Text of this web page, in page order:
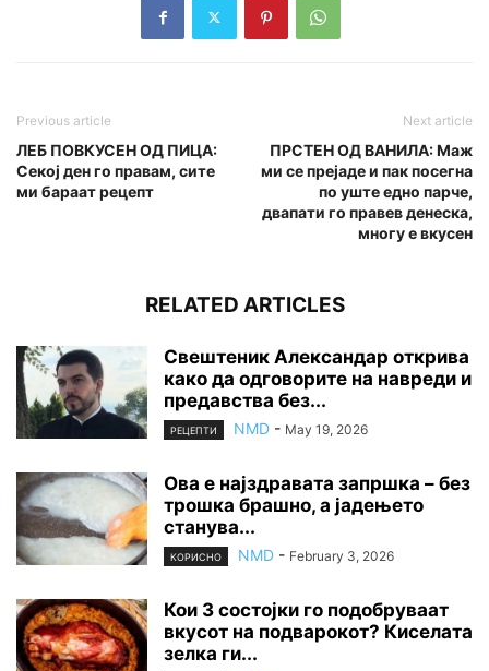
Previous article
ЛЕБ ПОВКУСЕН ОД ПИЦА:
Секој ден го правам, сите
ми бараат рецепт
Next article
ПРСТЕН ОД ВАНИЛА: Маж
ми се прејаде и пак посегна
по уште едно парче,
двапати го правев денеска,
многу е вкусен
RELATED ARTICLES
Свештеник Александар открива
како да одговорите на навреди и
предавства без...
РЕЦЕПТИ NMD - May 19, 2026
Ова е најздравата запршка – без
трошка брашно, а јадењето
станува...
КОРИСНО NMD - February 3, 2026
Кои 3 состојки го подобруваат
вкусот на подварокот? Киселата
зелка ги...